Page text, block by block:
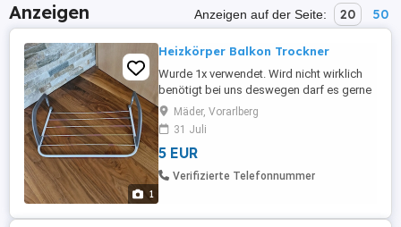
Anzeigen Anzeigen auf der Seite: 20 50
1
Heizkörper Balkon Trockner
Wurde 1x verwendet. Wird nicht wirklich
benötigt bei uns deswegen darf es gerne
weiter.Mäder, Vorarlberg
31 Juli
5 EUR
Verifizierte Telefonnummer